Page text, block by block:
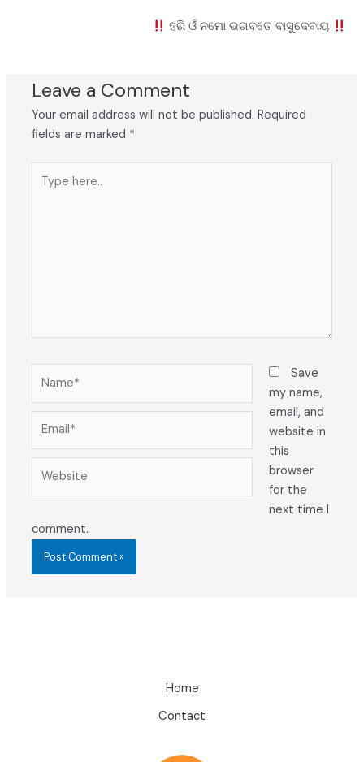
ହରି ଓଁ ନମୋ ଭଗବତେ ବାସୁଦେବାୟ
Leave a Comment
Your email address will not be published. Required
fields are marked *
here..
Save
my name,
email, and
website in
this
browser
for the
next time I
comment.
Home
Contact